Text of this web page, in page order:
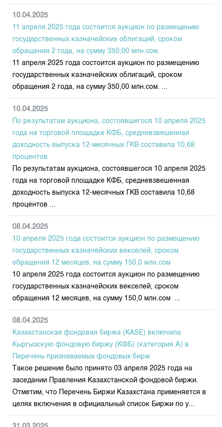
10.04.2025
11 апреля 2025 года состоится аукцион по размещению
государственных казначейских облигаций, сроком
обращения 2 года, на сумму 350,00 млн.сом.
11 апреля 2025 года состоится аукцион по размещению
государственных казначейских облигаций, сроком
обращения 2 года, на сумму 350,00 млн.сом. ...
10.04.2025
По результатам аукциона, состоявшегося 10 апреля 2025
года на торговой площадке КФБ, средневзвешенная
доходность выпуска 12-месячных ГКВ составила 10,68
процентов
По результатам аукциона, состоявшегося 10 апреля 2025
года на торговой площадке КФБ, средневзвешенная
доходность выпуска 12-месячных ГКВ составила 10,68
процентов ...
08.04.2025
10 апреля 2025 года состоится аукцион по размещению
государственных казначейских векселей, сроком
обращения 12 месяцев, на сумму 150,0 млн.сом
10 апреля 2025 года состоится аукцион по размещению
государственных казначейских векселей, сроком
обращения 12 месяцев, на сумму 150,0 млн.сом ...
08.04.2025
Казахстанская фондовая биржа (KASE) включила
Кыргызскую фондовую биржу (КФБ) (категория А) в
Перечень признаваемых фондовых бирж
Такое решение было принято 03 апреля 2025 года на
заседании Правления Казахстанской фондовой биржи.
Отметим, что Перечень Биржи Казахстана применяется в
целях включения в официальный список Биржи по у...